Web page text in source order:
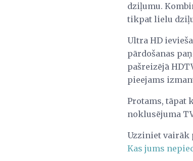
dziļumu.
tikpat lielu
Ultra HD
pārdošanas
pašreizējā
pieejams
Protams, tāpat
noklusējuma
Uzziniet vairāk
Kas jums